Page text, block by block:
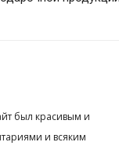
был красивым и
и всяким